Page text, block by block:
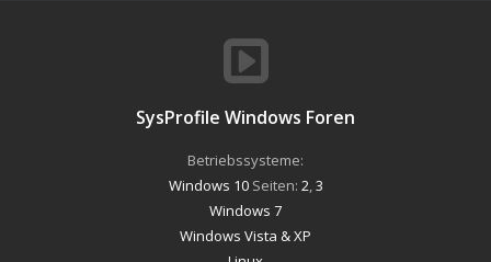
SysProfile Windows Foren
Betriebssysteme:
Windows 10Seiten: 2 3
Windows 7
Windows Vista & XP